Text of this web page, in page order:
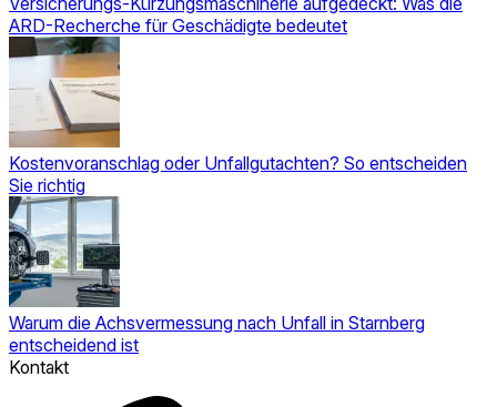
ARD-Recherche für Geschädigte bedeutet
Kostenvoranschlag oder Unfallgutachten? So entscheiden
Sie richtig
Warum die Achsvermessung nach Unfall in Starnberg
entscheidend ist
Kontakt